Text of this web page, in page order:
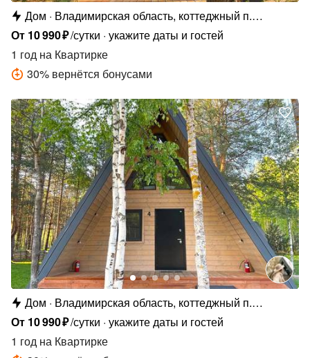
Дом
Владимирская область, коттеджный п.
Сосновые Озёра
От 10990₽/сутки укажите даты и гостей
1 год на Квартирке
30% вернётся бонусами
Дом
Владимирская область, коттеджный п.
Сосновые Озёра
От 10990₽/сутки укажите даты и гостей
1 год на Квартирке